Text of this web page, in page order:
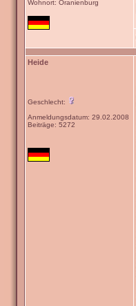
Wohnort: Oranienburg
Heide
Geschlecht:
Anmeldungsdatum: 29.02.2008
Beiträge: 5272